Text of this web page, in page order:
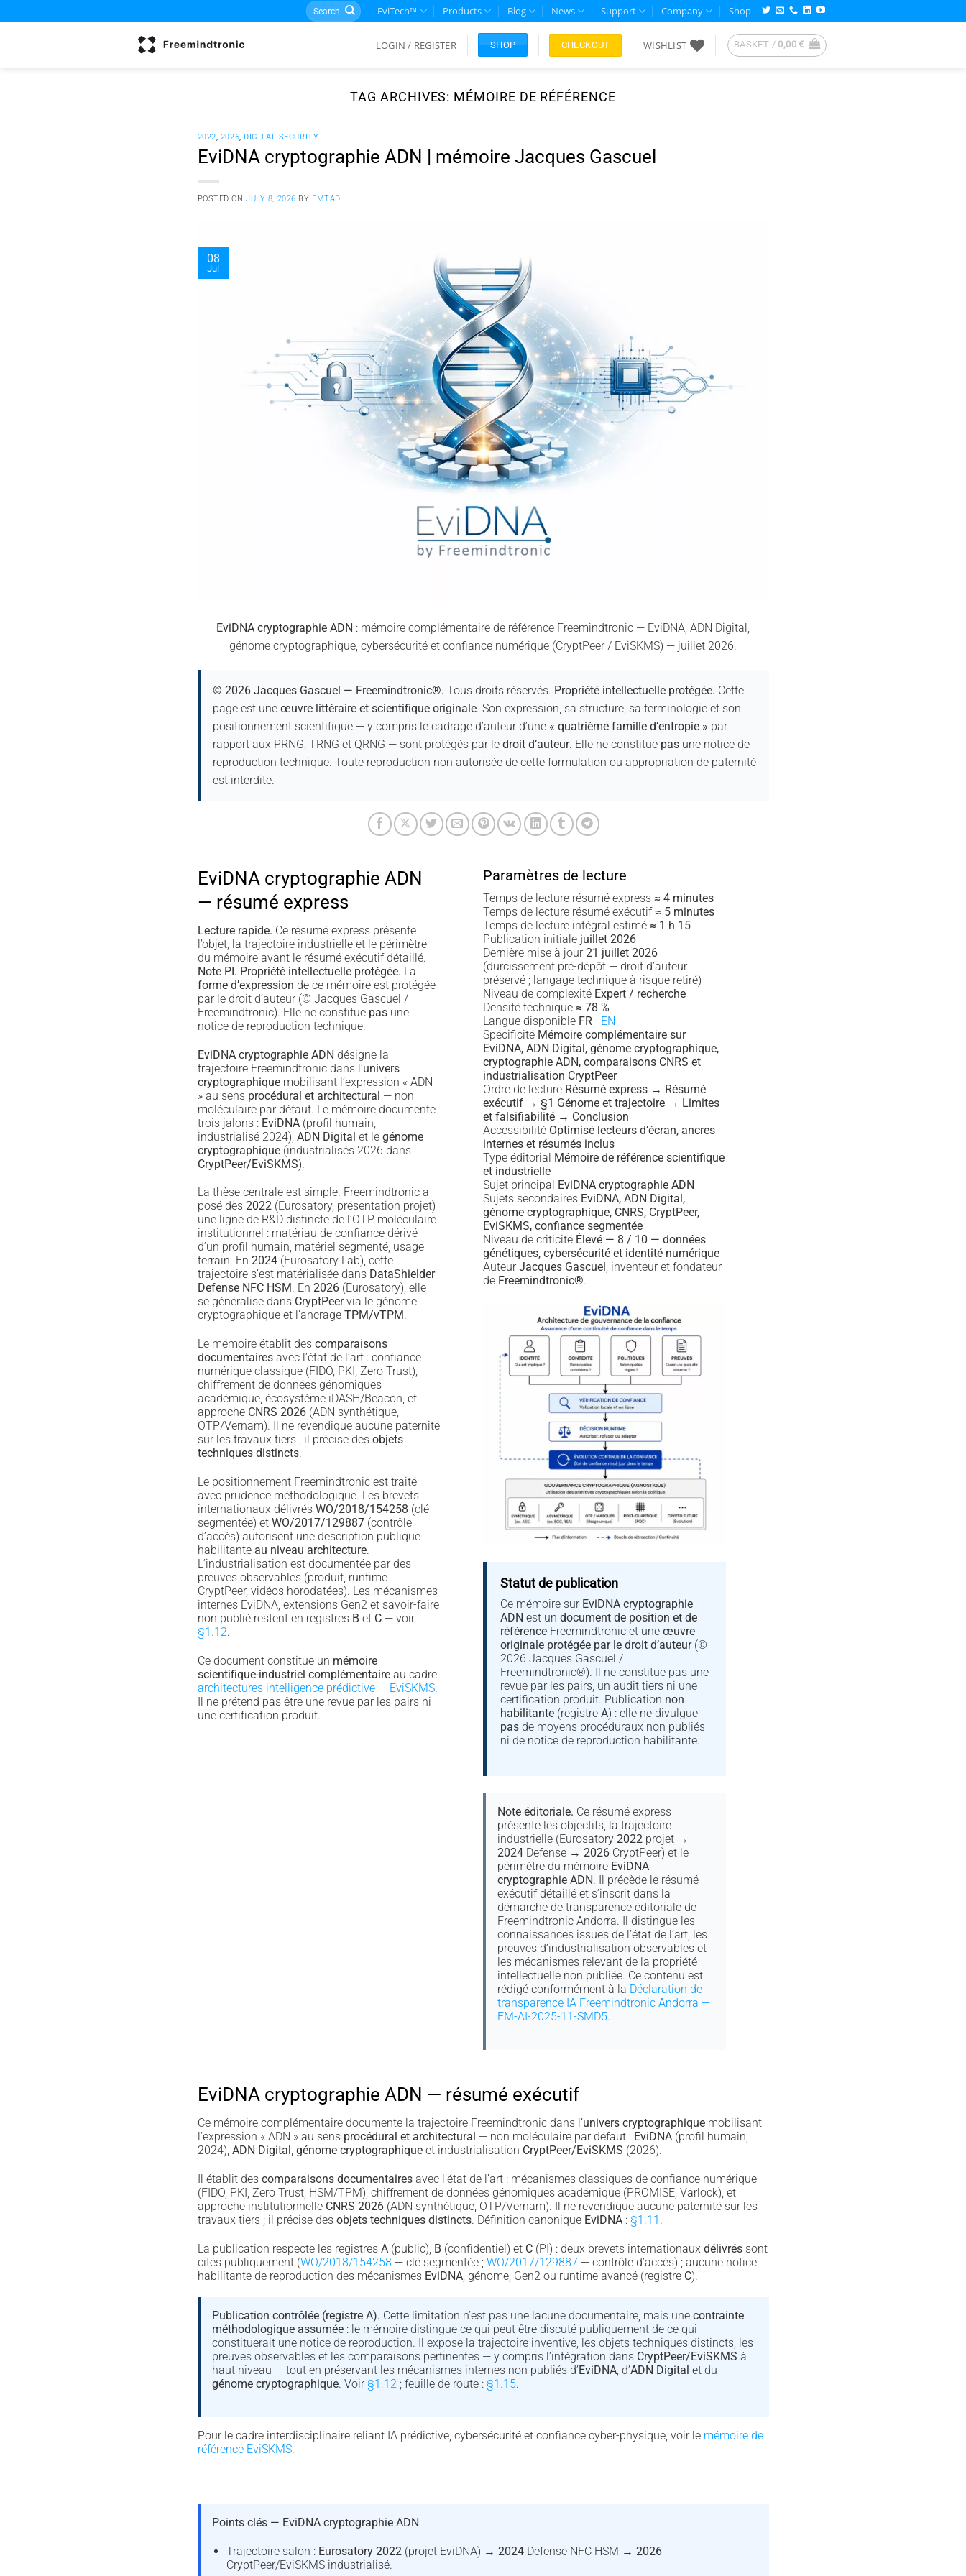
to
Search
for:
EviTech™ Products Blog News Support Company Shop
LOGIN / REGISTER SHOP CHECKOUT WISHLIST BASKET / 0,00€
TAG ARCHIVES: MÉMOIRE DE RÉFÉRENCE
2022, 2026, DIGITAL SECURITY
EviDNA cryptographie ADN | mémoire Jacques Gascuel
POSTED ONJULY 8, 2026 BY FMTAD
08
Jul
EviDNA cryptographie ADN : mémoire complémentaire de référence Freemindtronic — EviDNA, ADN Digital,
génome cryptographique, cybersécurité et confiance numérique (CryptPeer / EviSKMS) — juillet 2026.
© 2026 Jacques Gascuel — Freemindtronic®. Tous droits réservés. Propriété intellectuelle protégée. Cette
page est une œuvre littéraire et scientifique originale. Son expression, sa structure, sa terminologie et son
positionnement scientifique — y compris le cadrage d’auteur d’une « quatrième famille d’entropie » par
rapport aux PRNG, TRNG et QRNG — sont protégés par le droit d’auteur. Elle ne constitue pasune notice de
reproduction technique. Toute reproduction non autorisée de cette formulation ou appropriation de paternité
est interdite.
EviDNA cryptographie ADN
— résumé express
Lecture rapide. Ce résumé express présente
l’objet, la trajectoire industrielle et le périmètre
du mémoire avant le résumé exécutif détaillé.
Note PI. Propriété intellectuelle protégée. La
forme d’expression de ce mémoire est protégée
par le droit d’auteur (© Jacques Gascuel /
Freemindtronic). Elle ne constitue pasune
notice de reproduction technique.
EviDNA cryptographie ADN désigne la
trajectoire Freemindtronic dans l’univers
cryptographiquemobilisant l’expression « ADN
» au sens procédural et architectural — non
moléculaire par défaut. Le mémoire documente
trois jalons : EviDNA(profil humain,
industrialisé 2024), ADN Digital et le génome
cryptographique(industrialisés 2026 dans
CryptPeer/EviSKMS).
La thèse centrale est simple. Freemindtronic a
posé dès 2022(Eurosatory, présentation projet)
une ligne de R&D distincte de l’OTP moléculaire
institutionnel : matériau de confiance dérivé
d’un profil humain, matériel segmenté, usage
terrain. En 2024(Eurosatory Lab), cette
trajectoire s’est matérialisée dans DataShielder
Defense NFC HSM. En 2026(Eurosatory), elle
se généralise dans CryptPeervia le génome
cryptographique et l’ancrage TPM/vTPM.
Le mémoire établit des comparaisons
documentairesavec l’état de l’art : confiance
numérique classique (FIDO, PKI, Zero Trust),
chiffrement de données génomiques
académique, écosystème iDASH/Beacon, et
approche CNRS 2026(ADN synthétique,
OTP/Vernam). Il ne revendique aucune paternité
sur les travaux tiers ; il précise des objets
techniques distincts.
Le positionnement Freemindtronic est traité
avec prudence méthodologique. Les brevets
internationaux délivrés WO/2018/154258 (clé
segmentée) et WO/2017/129887(contrôle
d’accès) autorisent une description publique
habilitante au niveau architecture.
L’industrialisation est documentée par des
preuves observables (produit, runtime
CryptPeer, vidéos horodatées). Les mécanismes
internes EviDNA, extensions Gen2 et savoir-faire
non publié restent en registres B et C— voir
§1.12.
Ce document constitue un mémoire
scientifique-industriel complémentaireau cadre
architectures intelligence prédictive — EviSKMS.
Il ne prétend pas être une revue par les pairs ni
une certification produit.
Paramètres de lecture
Temps de lecture résumé express ≈ 4 minutes
Temps de lecture résumé exécutif≈ 5 minutes
Temps de lecture intégral estimé ≈ 1 h 15
Publication initiale juillet 2026
Dernière mise à jour21 juillet 2026
(durcissement pré-dépôt — droit d’auteur
préservé ; langage technique à risque retiré)
Niveau de complexité Expert / recherche
Densité technique ≈ 78 %
Langue disponible FR · EN
Spécificité Mémoire complémentaire sur
EviDNA, ADN Digital, génome cryptographique,
cryptographie ADN, comparaisons CNRS et
industrialisation CryptPeer
Ordre de lecture Résumé express → Résumé
exécutif → §1 Génome et trajectoire → Limites
et falsifiabilité → Conclusion
Accessibilité Optimisé lecteurs d’écran, ancres
internes et résumés inclus
Type éditorial Mémoire de référence scientifique
et industrielle
Sujet principal EviDNA cryptographie ADN
Sujets secondaires EviDNA, ADN Digital,
génome cryptographique, CNRS, CryptPeer,
EviSKMS, confiance segmentée
Niveau de criticité Élevé — 8 / 10 — données
génétiques, cybersécurité et identité numérique
AuteurJacques Gascuel, inventeur et fondateur
de Freemindtronic®.
Statut de publication
Ce mémoire sur EviDNA cryptographie
ADN est undocument de position et de
référence Freemindtronic et uneœuvre
originale protégée par le droit d’auteur(©
2026 Jacques Gascuel /
Freemindtronic®). Il ne constitue pas une
revue par les pairs, un audit tiers ni une
certification produit. Publication non
habilitante (registreA) : elle ne divulgue
pas de moyens procéduraux non publiés
ni de notice de reproduction habilitante.
Note éditoriale. Ce résumé express
présente les objectifs, la trajectoire
industrielle (Eurosatory 2022 projet →
2024 Defense → 2026 CryptPeer) et le
périmètre du mémoire EviDNA
cryptographie ADN. Il précède le résumé
exécutif détaillé et s’inscrit dans la
démarche de transparence éditoriale de
Freemindtronic Andorra. Il distingue les
connaissances issues de l’état de l’art, les
preuves d’industrialisation observables et
les mécanismes relevant de la propriété
intellectuelle non publiée. Ce contenu est
rédigé conformément à la Déclaration de
transparence IA Freemindtronic Andorra —
FM-AI-2025-11-SMD5.
EviDNA cryptographie ADN — résumé exécutif
Ce mémoire complémentaire documente la trajectoire Freemindtronic dans l’univers cryptographiquemobilisant
l’expression « ADN » au sens procédural et architectural — non moléculaire par défaut : EviDNA(profil humain,
2024), ADN Digital, génome cryptographiqueet industrialisation CryptPeer/EviSKMS (2026).
Il établit des comparaisons documentairesavec l’état de l’art : mécanismes classiques de confiance numérique
(FIDO, PKI, Zero Trust, HSM/TPM), chiffrement de données génomiques académique (PROMISE, Varlock), et
approche institutionnelle CNRS 2026(ADN synthétique, OTP/Vernam). Il ne revendique aucune paternité sur les
travaux tiers ; il précise des objets techniques distincts. Définition canonique EviDNA: §1.11 .
La publication respecte les registres A(public), B (confidentiel) et C(PI) : deux brevets internationaux délivréssont
cités publiquement (WO/2018/154258 — clé segmentée ; WO/2017/129887 — contrôle d’accès) ; aucune notice
habilitante de reproduction des mécanismes EviDNA, génome, Gen2 ou runtime avancé (registre C).
Publication contrôlée (registre A). Cette limitation n’est pas une lacune documentaire, mais une contrainte
méthodologique assumée: le mémoire distingue ce qui peut être discuté publiquement de ce qui
constituerait une notice de reproduction. Il expose la trajectoire inventive, les objets techniques distincts, les
preuves observables et les comparaisons pertinentes — y compris l’intégration dans CryptPeer/EviSKMS à
haut niveau — tout en préservant les mécanismes internes non publiés d’EviDNA, d’ADN Digital et du
génome cryptographique. Voir §1.12; feuille de route : §1.15.
Pour le cadre interdisciplinaire reliant IA prédictive, cybersécurité et confiance cyber-physique, voir le mémoire de
référence EviSKMS.
Points clés — EviDNA cryptographie ADN
Trajectoire salon : Eurosatory 2022 (projet EviDNA) →2024 Defense NFC HSM →2026
CryptPeer/EviSKMS industrialisé.